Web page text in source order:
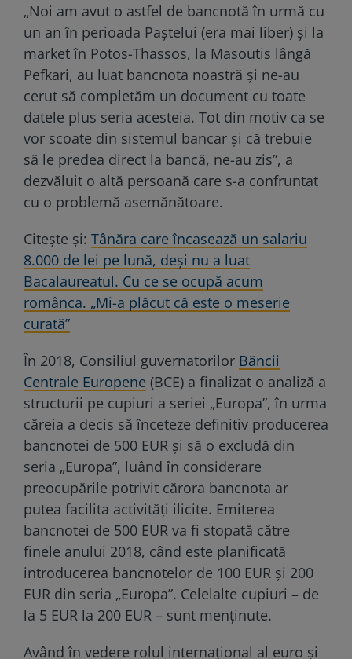
„Noi am avut o astfel de bancnotă în urmă cu
un an în perioada Paștelui (era mai liber) și la
market în Potos-Thassos, la Masoutis lângă
Pefkari, au luat bancnota noastră și ne-au
cerut să completăm un document cu toate
datele plus seria acesteia. Tot din motiv ca se
vor scoate din sistemul bancar și că trebuie
să le predea direct la bancă, ne-au zis”, a
dezvăluit o altă persoană care s-a confruntat
cu o problemă asemănătoare.
Citeşte şi: Tânăra care încasează un salariu
8.000 de lei pe lună, deși nu a luat
Bacalaureatul. Cu ce se ocupă acum
românca. „Mi-a plăcut că este o meserie
curată”
În 2018, Consiliul guvernatorilor Băncii
Centrale Europene (BCE) a finalizat o analiză a
structurii pe cupiuri a seriei „Europa”, în urma
căreia a decis să înceteze definitiv producerea
bancnotei de 500 EUR și să o excludă din
seria „Europa”, luând în considerare
preocupările potrivit cărora bancnota ar
putea facilita activități ilicite. Emiterea
bancnotei de 500 EUR va fi stopată către
finele anului 2018, când este planificată
introducerea bancnotelor de 100 EUR și 200
EUR din seria „Europa”. Celelalte cupiuri – de
la 5 EUR la 200 EUR – sunt menținute.
Având în vedere rolul internațional al euro și